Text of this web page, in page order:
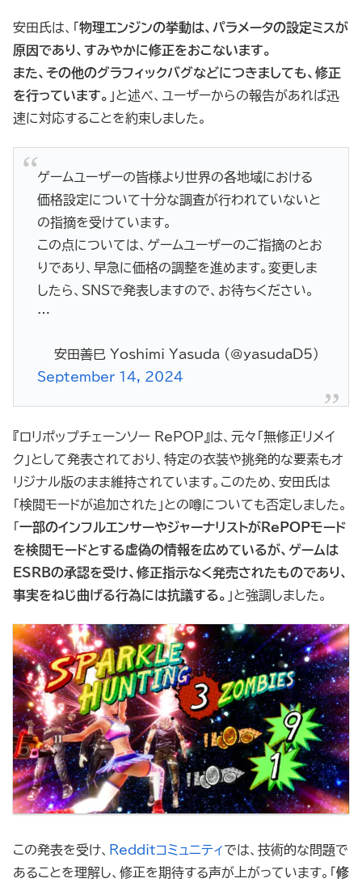
安田氏は、「 物理エンジンの挙動は、パラメータの設定ミスが
原因であり、すみやかに修正をおこないます。
また、その他のグラフィックバグなどにつきましても、修正
を行っています。 」と述べ、ユーザーからの報告があれば迅
速に対応することを約束しました。
ゲームユーザーの皆様より世界の各地域における
価格設定について十分な調査が行われていないと
の指摘を受けています。
この点については、ゲームユーザーのご指摘のとお
りであり、早急に価格の調整を進めます。変更しま
したら、SNSで発表しますので、お待ちください。
…
— 安田善巳 Yoshimi Yasuda (@yasudaD5)
September 14, 2024
『ロリポップチェーンソー RePOP』は、元々「無修正リメイ
ク」として発表されており、特定の衣装や挑発的な要素もオ
リジナル版のまま維持されています。このため、安田氏は
「検閲モードが追加された」との噂についても否定しました。
「一部のインフルエンサーやジャーナリストがRePOPモード
を検閲モードとする虚偽の情報を広めているが、ゲームは
ESRBの承認を受け、修正指示なく発売されたものであり、
事実をねじ曲げる行為には抗議する。 」と強調しました。
この発表を受け、 Redditコミュニティでは、技術的な問題で
あることを理解し、修正を期待する声が上がっています。「 修